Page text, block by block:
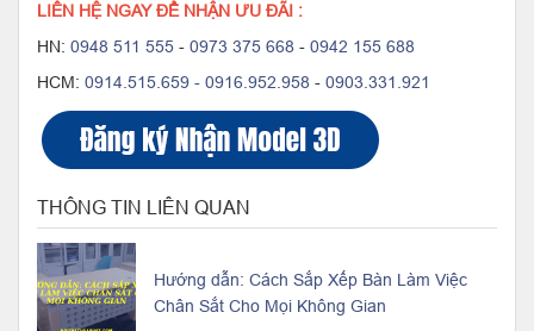
LIÊN HỆ NGAY ĐỂ NHẬN ƯU ĐÃI :
HN: 0948 511 555 - 0973 375 668 - 0942 155 688
HCM: 0914.515.659 - 0916.952.958 - 0903.331.921
THÔNG TIN LIÊN QUAN
Hướng dẫn: Cách Sắp Xếp Bàn Làm Việc
Chân Sắt Cho Mọi Không Gian